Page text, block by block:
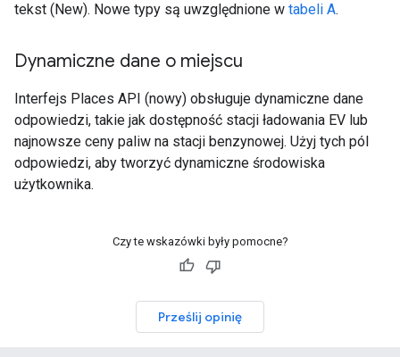
tekst (New). Nowe typy są uwzględnione w tabeli A.
Dynamiczne dane o miejscu
Interfejs Places API (nowy) obsługuje dynamiczne dane
odpowiedzi, takie jak dostępność stacji ładowania EV lub
najnowsze ceny paliw na stacji benzynowej. Użyj tych pól
odpowiedzi, aby tworzyć dynamiczne środowiska
użytkownika.
Czy te wskazówki były pomocne?
Prześlij opinię